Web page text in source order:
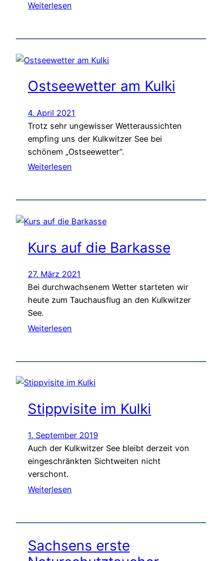
Weiterlesen
Ostseewetter am Kulki
4. April 2021
Trotz sehr ungewisser Wetteraussichten
empfing uns der Kulkwitzer See bei
schönem „Ostseewetter“.
Weiterlesen
Kurs auf die Barkasse
27. März 2021
Bei durchwachsenem Wetter starteten wir
heute zum Tauchausflug an den Kulkwitzer
See.
Weiterlesen
Stippvisite im Kulki
1. September 2019
Auch der Kulkwitzer See bleibt derzeit von
eingeschränkten Sichtweiten nicht
verschont.
Weiterlesen
Sachsens erste